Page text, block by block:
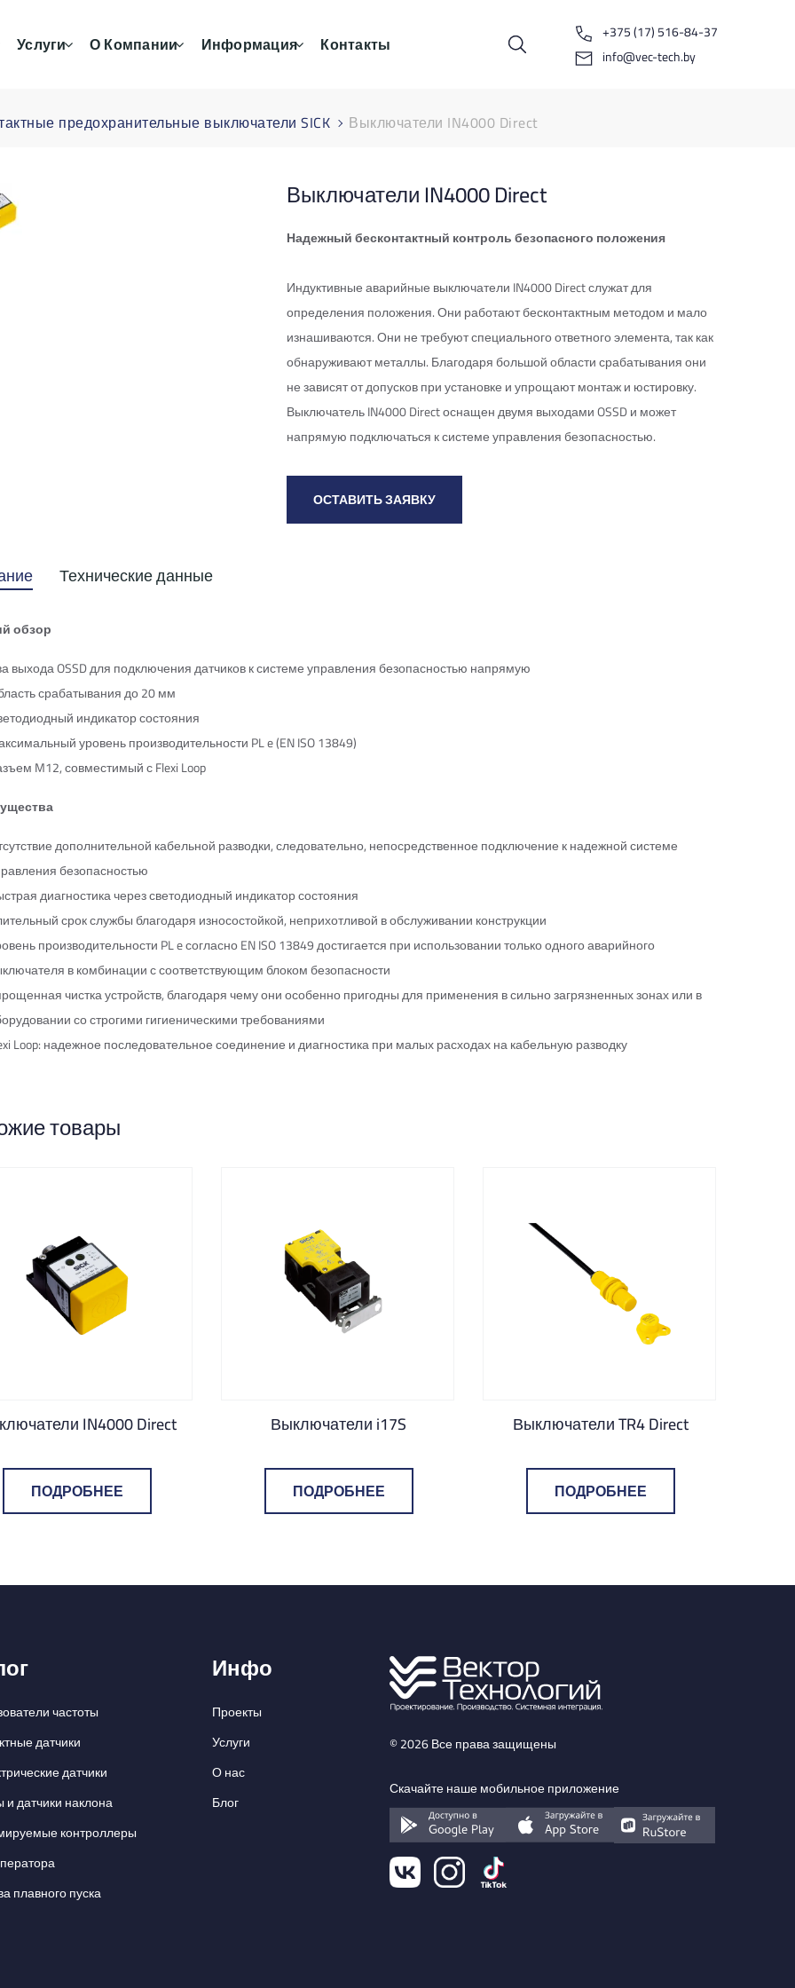
Услуги О Компании Информация Контакты
+375 (17) 516-84-37
info@vec-tech.by
предохранительные выключатели SICK Выключатели IN4000 Direct
Выключатели IN4000 Direct
Надежный бесконтактный контроль безопасного положения
Индуктивные аварийные выключатели IN4000 Direct служат для
определения положения. Они работают бесконтактным методом и мало
изнашиваются. Они не требуют специального ответного элемента, так как
обнаруживают металлы. Благодаря большой области срабатывания они
не зависят от допусков при установке и упрощают монтаж и юстировку.
Выключатель IN4000 Direct оснащен двумя выходами OSSD и может
напрямую подключаться к системе управления безопасностью.
ОСТАВИТЬ ЗАЯВКУ
Технические данные
обзор
выхода OSSD для подключения датчиков к системе управления безопасностью напрямую
срабатывания до 20 мм
индикатор состояния
уровень производительности PL e (EN ISO 13849)
M12, совместимый с Flexi Loop
дополнительной кабельной разводки, следовательно, непосредственное подключение к надежной системе
безопасностью
диагностика через светодиодный индикатор состояния
срок службы благодаря износостойкой, неприхотливой в обслуживании конструкции
производительности PL e согласно EN ISO 13849 достигается при использовании только одного аварийного
в комбинации с соответствующим блоком безопасности
чистка устройств, благодаря чему они особенно пригодны для применения в сильно загрязненных зонах или в
со строгими гигиеническими требованиями
Loop: надежное последовательное соединение и диагностика при малых расходах на кабельную разводку
товары
IN4000 Direct
ПОДРОБНЕЕ
Выключатели i17S
ПОДРОБНЕЕ
Выключатели TR4 Direct
ПОДРОБНЕЕ
частоты
датчики
датчики
датчики наклона
контроллеры
плавного пуска
Инфо
Проекты
Услуги
О нас
Блог
© 2026 Все права защищены
Скачайте наше мобильное приложение